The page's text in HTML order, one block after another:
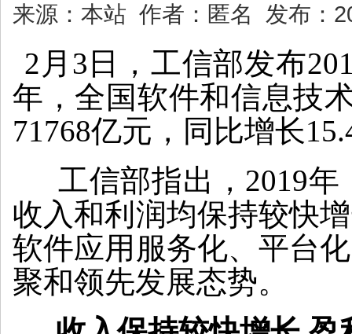
来源：本站 作者：匿名 发布：
2月3日，工信部发布
年，全国软件和信息技
71768亿元，同比增长
工信部指出，2019年
收入和利润均保持较快
软件应用服务化、平台
聚和领先发展态势。